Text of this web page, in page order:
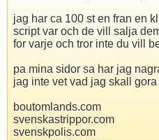
jag har ca 100 st en fran en
script var och de vill salja
for varje och tror inte du vill
pa mina sidor sa har jag
jag inte vet vad jag skall
boutomlands.com
svenskastrippor.com
svenskpolis.com